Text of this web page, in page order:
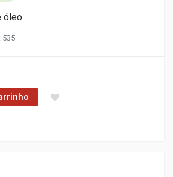
óleo
535